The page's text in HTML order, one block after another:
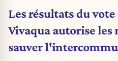
Les résultats du vote
Vivaqua autorise les
sauver